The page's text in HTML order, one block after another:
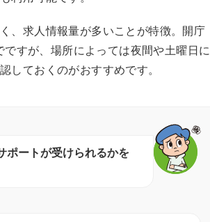
、求人情報量が多いことが特徴。開庁
すが、場所によっては夜間や土曜日に
しておくのがおすすめです。
ポートが受けられるかを